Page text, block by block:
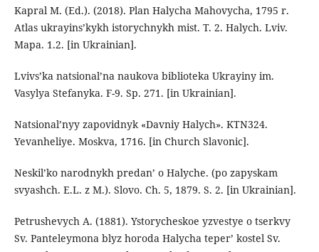
Kapral М. (Ed.). (2018). Plan Halycha Mahovycha, 1795 r.
Atlas ukrayins’kykh istorychnykh mist. T. 2. Halych. Lviv.
Mapa. 1.2. [in Ukrainian].
Lvivs’ka natsional’na naukova biblioteka Ukrayiny im.
Vasylya Stefanyka. F-9. Sp. 271. [in Ukrainian].
Natsional’nyy zapovidnyk «Davniy Halych». KTN324.
Yevanheliye. Moskva, 1716. [in Church Slavonic].
Neskil’ko narodnykh predan’ o Halyche. (po zapyskam
svyashch. E.L. z M.). Slovo. Ch. 5, 1879. S. 2. [in Ukrainian].
Petrushevych A. (1881). Ystorycheskoe yzvestye o tserkvy
Sv. Panteleymona blyz horoda Halycha teper’ kostel Sv.